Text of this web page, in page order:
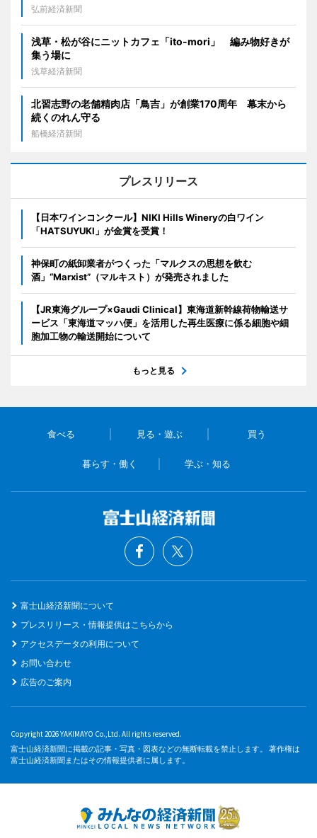
弘前経済新聞
浅草・松が谷にニットカフェ「ito-mori」 編み物好きが
集う場に
浅草経済新聞
北習志野の老舗精肉店「鳥吉」が創業170周年 幕末から
続くのれん守る
船橋経済新聞
プレスリリース
【日本ワインコンクール】NIKI Hills Wineryの白ワイン
「HATSUYUKI」が金賞を受賞！
神保町の紙卸業者がつくった「マルクスの思想を飲む
酒」“Marxist”（マルキスト）が発売されました
【JR東海グループ×Gaudi Clinical】東海道新幹線荷物輸送サ
ービス「東海道マッハ便」を活用した再生医療に係る細胞や細
胞加工物の輸送開始について
もっと見る
食べる 見る・遊ぶ 買う
暮らす・働く 学ぶ・知る
富士山経済新聞について
プレスリリース・情報提供はこちらから
アクセスデータの利用について
お問い合わせ
広告のご案内
Copyright 2026 YAKIMAYO Co.,Ltd. All rights reserved.
富士山経済新聞に掲載の記事・写真・図表などの無断転載を禁止します。 著作権は
富士山経済新聞またはその情報提供者に属します。